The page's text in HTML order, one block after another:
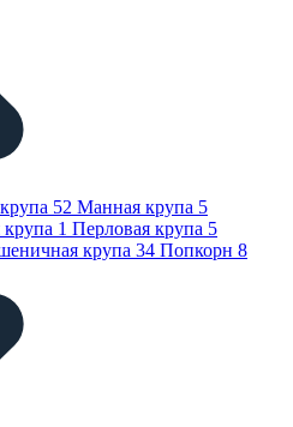
52 Манная крупа 5
1 Перловая крупа 5
крупа 34 Попкорн 8